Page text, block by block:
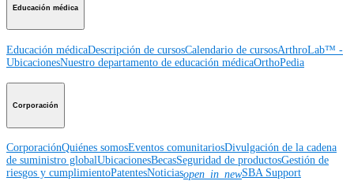
Educación médica
Educación médicaDescripción de cursosCalendario de cursosArthroLab™ -
UbicacionesNuestro departamento de educación médicaOrthoPedia
Corporación
CorporaciónQuiénes somosEventos comunitariosDivulgación de la cadena
de suministro globalUbicacionesBecasSeguridad de productosGestión de
riesgos y cumplimientoPatentesNoticiasopen_in_newSBA Support